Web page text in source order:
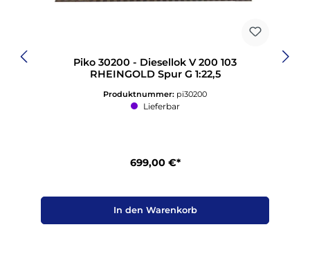
Piko 30200 - Diesellok V 200 103
RHEINGOLD Spur G 1:22,5
Produktnummer: pi30200
Lieferbar
699,00 €*
In den Warenkorb